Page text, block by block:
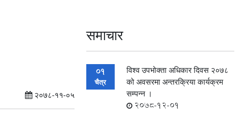
२०७८-११-०५
समाचार
01
चैत्र
विश्व उपभोक्ता अधिकार दिवस २०७८
को अवसरमा अन्तरक्रिया कार्यक्रम
सम्पन्न ।
2078-12-01